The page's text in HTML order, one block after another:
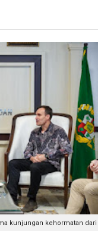
kunjungan kehormatan dari